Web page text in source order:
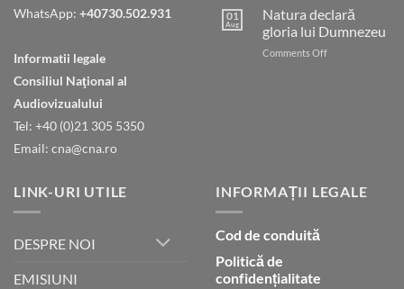
WhatsApp: +40730.502.931
Informatii legale
Consiliul Naţional al
Audiovizualului
Tel: +40 (0)21 305 5350
Email: cna@cna.ro
nostru
care
ești
în
01
Aug
Natura declară
gloria lui Dumnezeu
Comments Offon
LINK-URI UTILE
DESPRE NOI
EMISIUNI
INFORMAȚII LEGALE
Cod de conduită
Politică de
confidențialitate